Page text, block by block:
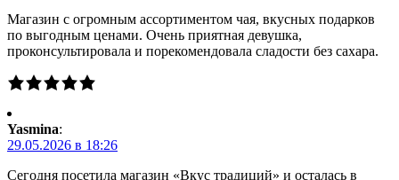
Магазин с огромным ассортиментом чая, вкусных подарков
по выгодным ценами. Очень приятная девушка,
проконсультировала и порекомендовала сладости без сахара.
Yasmina:
29.05.2026 в 18:26
Сегодня посетила магазин «Вкус традиций» и осталась в